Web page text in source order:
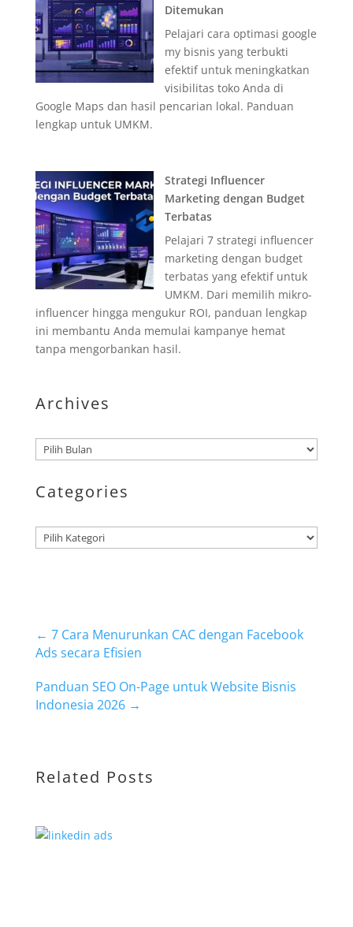
Ditemukan
Pelajari cara optimasi google
my bisnis yang terbukti
efektif untuk meningkatkan
visibilitas toko Anda di
Google Maps dan hasil pencarian lokal. Panduan
lengkap untuk UMKM.
Strategi Influencer
Marketing dengan Budget
Terbatas
Pelajari 7 strategi influencer
marketing dengan budget
terbatas yang efektif untuk
UMKM. Dari memilih mikro-
influencer hingga mengukur ROI, panduan lengkap
ini membantu Anda memulai kampanye hemat
tanpa mengorbankan hasil.
Archives
Arsip
Categories
Kategori
← 7 Cara Menurunkan CAC dengan Facebook
Ads secara Efisien
Panduan SEO On-Page untuk Website Bisnis
Indonesia 2026→
Related Posts